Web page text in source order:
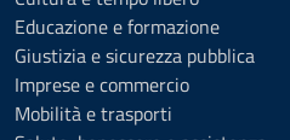
Educazione e formazione
Giustizia e sicurezza pubblica
Imprese e commercio
Mobilità e trasporti